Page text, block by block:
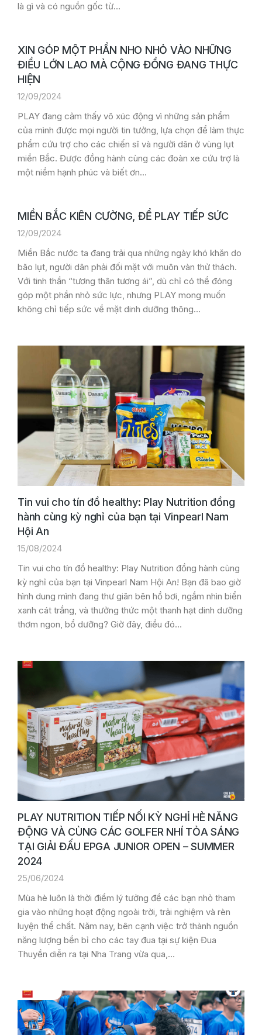
là gì và có nguồn gốc từ…
XIN GÓP MỘT PHẦN NHO NHỎ VÀO NHỮNG
ĐIỀU LỚN LAO MÀ CỘNG ĐỒNG ĐANG THỰC
HIỆN
12/09/2024
PLAY đang cảm thấy vô xúc động vì những sản phẩm
của mình được mọi người tin tưởng, lựa chọn để làm thực
phẩm cứu trợ cho các chiến sĩ và người dân ở vùng lụt
miền Bắc. Được đồng hành cùng các đoàn xe cứu trợ là
một niềm hạnh phúc và biết ơn…
MIỀN BẮC KIÊN CƯỜNG, ĐỂ PLAY TIẾP SỨC
12/09/2024
Miền Bắc nước ta đang trải qua những ngày khó khăn do
bão lụt, người dân phải đối mặt với muôn vàn thử thách.
Với tinh thần “tương thân tương ái”, dù chỉ có thể đóng
góp một phần nhỏ sức lực, nhưng PLAY mong muốn
không chỉ tiếp sức về mặt dinh dưỡng thông…
Tin vui cho tín đồ healthy: Play Nutrition đồng
hành cùng kỳ nghỉ của bạn tại Vinpearl Nam
Hội An
15/08/2024
Tin vui cho tín đồ healthy: Play Nutrition đồng hành cùng
kỳ nghỉ của bạn tại Vinpearl Nam Hội An! Bạn đã bao giờ
hình dung mình đang thư giãn bên hồ bơi, ngắm nhìn biển
xanh cát trắng, và thưởng thức một thanh hạt dinh dưỡng
thơm ngon, bổ dưỡng? Giờ đây, điều đó…
PLAY NUTRITION TIẾP NỐI KỲ NGHỈ HÈ NĂNG
ĐỘNG VÀ CÙNG CÁC GOLFER NHÍ TỎA SÁNG
TẠI GIẢI ĐẤU EPGA JUNIOR OPEN – SUMMER
2024
25/06/2024
Mùa hè luôn là thời điểm lý tưởng để các bạn nhỏ tham
gia vào những hoạt động ngoài trời, trải nghiệm và rèn
luyện thể chất. Năm nay, bên cạnh việc trở thành nguồn
năng lượng bền bỉ cho các tay đua tại sự kiện Đua
Thuyền diễn ra tại Nha Trang vừa qua,…